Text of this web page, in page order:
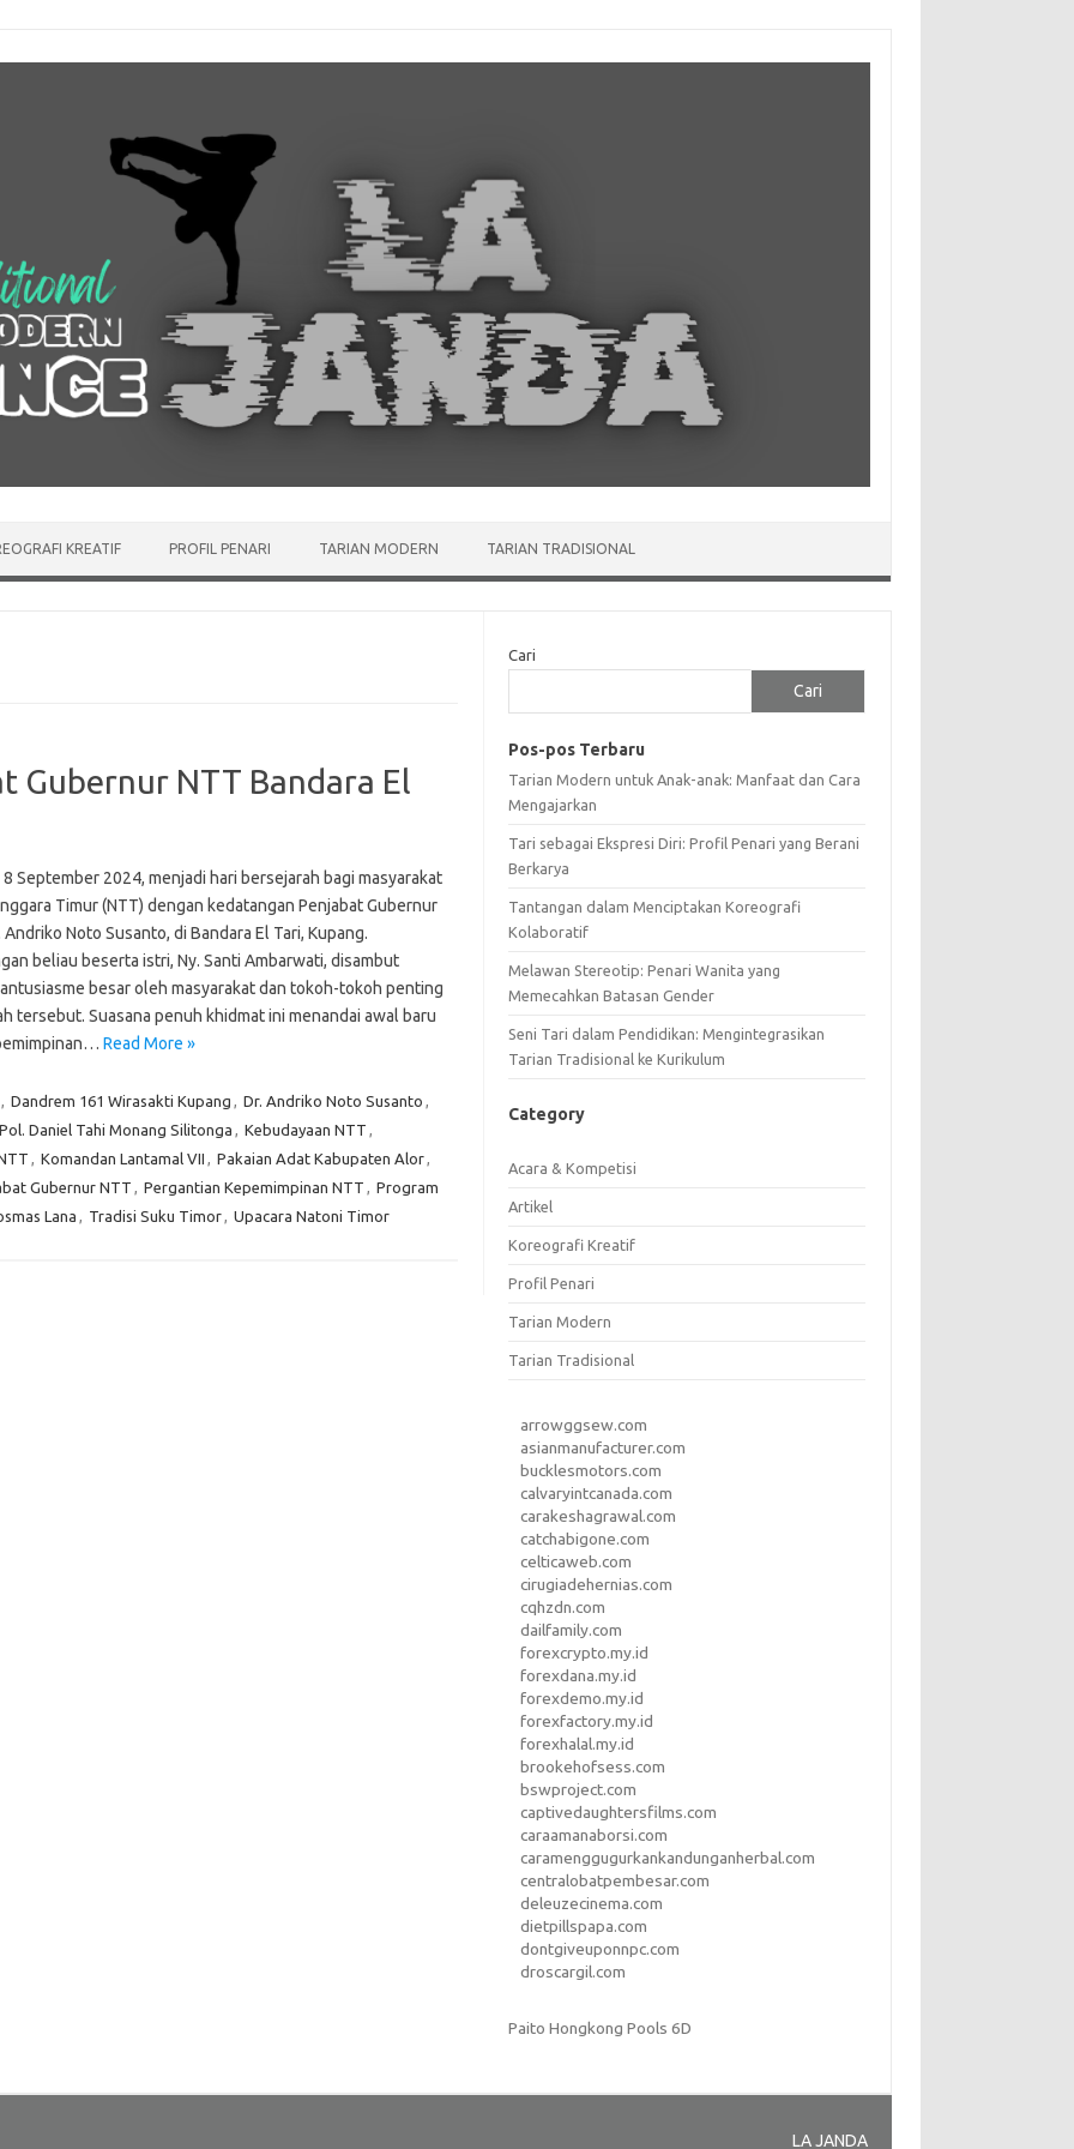
KREATIF PROFIL PENARI TARIAN MODERN TARIAN TRADISIONAL
Gubernur NTT Bandara El
September 2024, menjadi hari bersejarah bagi masyarakat
Timur (NTT) dengan kedatangan Penjabat Gubernur
Andriko Noto Susanto, di Bandara El Tari, Kupang.
beliau beserta istri, Ny. Santi Ambarwati, disambut
besar oleh masyarakat dan tokoh-tokoh penting
tersebut. Suasana penuh khidmat ini menandai awal baru
Read More »
, Dandrem 161 Wirasakti Kupang , Dr. Andriko Noto Susanto ,
Daniel Tahi Monang Silitonga , Kebudayaan NTT ,
, Komandan Lantamal VII , Pakaian Adat Kabupaten Alor,
Gubernur NTT , Pergantian Kepemimpinan NTT , Program
Lana , Tradisi Suku Timor, Upacara Natoni Timor
Cari
Cari
Pos-pos Terbaru
Tarian Modern untuk Anak-anak: Manfaat dan Cara
Mengajarkan
Tari sebagai Ekspresi Diri: Profil Penari yang Berani
Berkarya
Tantangan dalam Menciptakan Koreografi
Kolaboratif
Melawan Stereotip: Penari Wanita yang
Memecahkan Batasan Gender
Seni Tari dalam Pendidikan: Mengintegrasikan
Tarian Tradisional ke Kurikulum
Category
Acara & Kompetisi
Artikel
Koreografi Kreatif
Profil Penari
Tarian Modern
Tarian Tradisional
arrowggsew.com
asianmanufacturer.com
bucklesmotors.com
calvaryintcanada.com
carakeshagrawal.com
catchabigone.com
celticaweb.com
cirugiadehernias.com
cqhzdn.com
dailfamily.com
forexcrypto.my.id
forexdana.my.id
forexdemo.my.id
forexfactory.my.id
forexhalal.my.id
brookehofsess.com
bswproject.com
captivedaughtersfilms.com
caraamanaborsi.com
caramenggugurkankandunganherbal.com
centralobatpembesar.com
deleuzecinema.com
dietpillspapa.com
dontgiveuponnpc.com
droscargil.com
Paito Hongkong Pools 6D
LA JANDA